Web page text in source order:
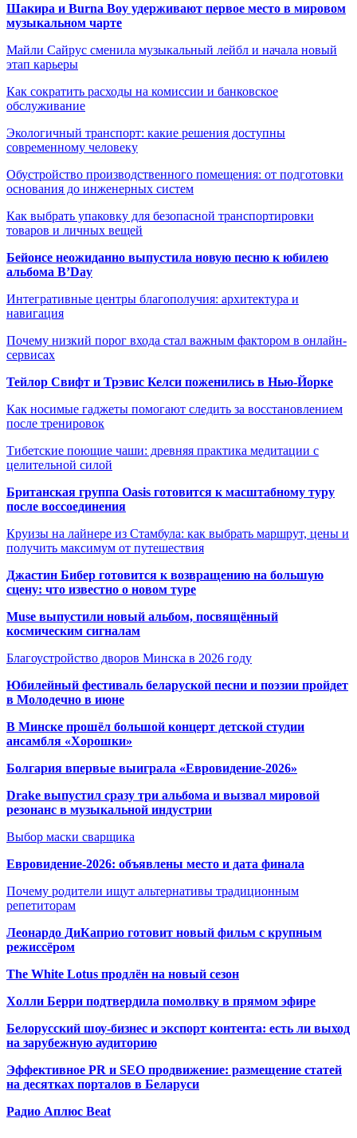
Шакира и Burna Boy удерживают первое место в мировом
музыкальном чарте
Майли Сайрус сменила музыкальный лейбл и начала новый
этап карьеры
Как сократить расходы на комиссии и банковское
обслуживание
Экологичный транспорт: какие решения доступны
современному человеку
Обустройство производственного помещения: от подготовки
основания до инженерных систем
Как выбрать упаковку для безопасной транспортировки
товаров и личных вещей
Бейонсе неожиданно выпустила новую песню к юбилею
альбома B’Day
Интегративные центры благополучия: архитектура и
навигация
Почему низкий порог входа стал важным фактором в онлайн-
сервисах
Тейлор Свифт и Трэвис Келси поженились в Нью-Йорке
Как носимые гаджеты помогают следить за восстановлением
после тренировок
Тибетские поющие чаши: древняя практика медитации с
целительной силой
Британская группа Oasis готовится к масштабному туру
после воссоединения
Круизы на лайнере из Стамбула: как выбрать маршрут, цены и
получить максимум от путешествия
Джастин Бибер готовится к возвращению на большую
сцену: что известно о новом туре
Muse выпустили новый альбом, посвящённый
космическим сигналам
Благоустройство дворов Минска в 2026 году
Юбилейный фестиваль беларуской песни и поэзии пройдет
в Молодечно в июне
В Минске прошёл большой концерт детской студии
ансамбля «Хорошки»
Болгария впервые выиграла «Евровидение-2026»
Drake выпустил сразу три альбома и вызвал мировой
резонанс в музыкальной индустрии
Выбор маски сварщика
Евровидение-2026: объявлены место и дата финала
Почему родители ищут альтернативы традиционным
репетиторам
Леонардо ДиКаприо готовит новый фильм с крупным
режиссёром
The White Lotus продлён на новый сезон
Холли Берри подтвердила помолвку в прямом эфире
Белорусский шоу-бизнес и экспорт контента: есть ли выход
на зарубежную аудиторию
Эффективное PR и SEO продвижение: размещение статей
на десятках порталов в Беларуси
Радио Аплюс Beat